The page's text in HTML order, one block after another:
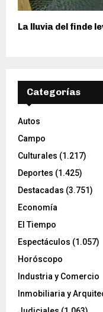
La lluvia del finde
Categorías
Autos
Campo
Culturales (1.217)
Deportes (1.425)
Destacadas (3.751)
Economía
El Tiempo
Espectáculos (1.057)
Horóscopo
Industria y Comercio
Inmobiliaria y